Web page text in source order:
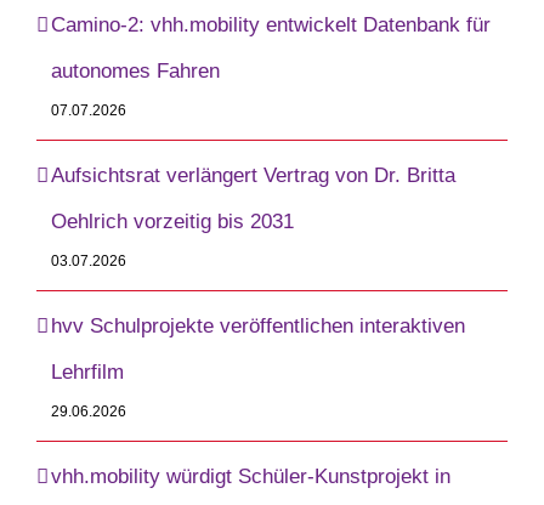
Camino-2: vhh.mobility entwickelt Datenbank für
autonomes Fahren
07.07.2026
Aufsichtsrat verlängert Vertrag von Dr. Britta
Oehlrich vorzeitig bis 2031
03.07.2026
hvv Schulprojekte veröffentlichen interaktiven
Lehrfilm
29.06.2026
vhh.mobility würdigt Schüler-Kunstprojekt in